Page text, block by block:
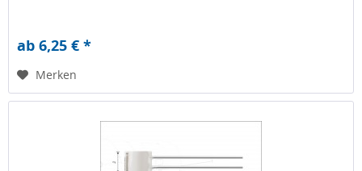
ab 6,25 € *
Merken